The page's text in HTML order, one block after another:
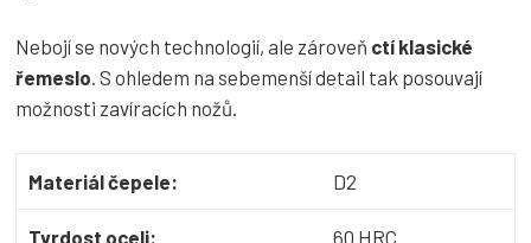
Nebojí se nových technologií, ale zároveň ctí klasické
řemeslo . S ohledem na sebemenší detail tak posouvají
možnosti zavíracích nožů.
Materiál čepele: D2
Tvrdost oceli: 60 HRC